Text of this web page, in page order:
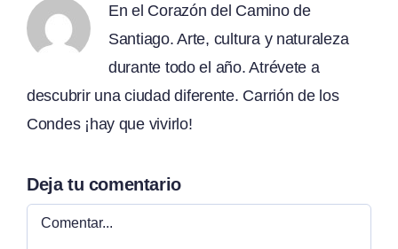
En el Corazón del Camino de
Santiago. Arte, cultura y naturaleza
durante todo el año. Atrévete a
descubrir una ciudad diferente. Carrión de los
Condes ¡hay que vivirlo!
Deja tu comentario
Comentar